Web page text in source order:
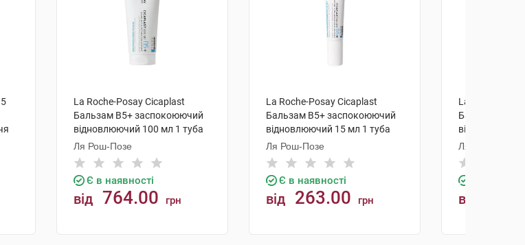
La Roche-Posay Cicaplast
Бальзам B5+ заспокоюючий
відновлюючий 100 мл 1 туба
Ля Рош-Позе
Є в наявності
від 764.00 грн
La Roche-Posay Cicaplast
Бальзам B5+ заспокоюючий
відновлюючий 15 мл 1 туба
Ля Рош-Позе
Є в наявності
від 263.00 грн
La Roche-
Бальзам B5+
Ля Рош-Позе
від